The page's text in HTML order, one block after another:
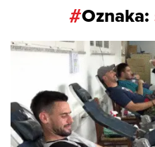
#Oznaka: